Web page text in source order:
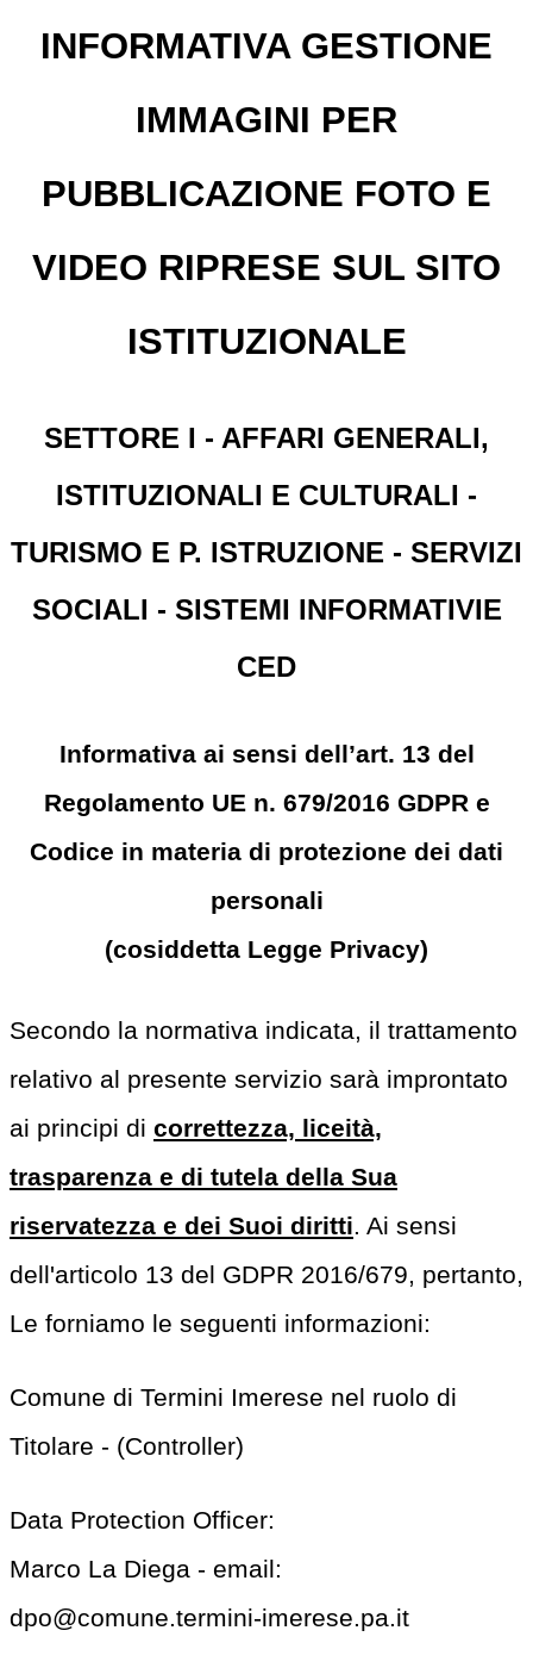
INFORMATIVA GESTIONE
IMMAGINI PER
PUBBLICAZIONE FOTO E
VIDEO RIPRESE SUL SITO
ISTITUZIONALE
SETTORE I - AFFARI GENERALI,
ISTITUZIONALI E CULTURALI -
TURISMO E P. ISTRUZIONE - SERVIZI
SOCIALI - SISTEMI INFORMATIVIE
CED
Informativa ai sensi dell’art. 13 del
Regolamento UE n. 679/2016 GDPR e
Codice in materia di protezione dei dati
personali
(cosiddetta Legge Privacy)
Secondo la normativa indicata, il trattamento
relativo al presente servizio sarà improntato
ai principi di correttezza, liceità,
trasparenza e di tutela della Sua
riservatezza e dei Suoi diritti. Ai sensi
dell'articolo 13 del GDPR 2016/679, pertanto,
Le forniamo le seguenti informazioni:
Comune di Termini Imerese nel ruolo di
Titolare - (Controller)
Data Protection Officer:
Marco La Diega - email:
dpo@comune.termini-imerese.pa.it